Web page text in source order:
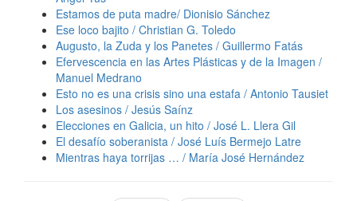
Estamos de puta madre/ Dionisio Sánchez
Ese loco bajito / Christian G. Toledo
Augusto, la Zuda y los Panetes / Guillermo Fatás
Efervescencia en las Artes Plásticas y de la Imagen /
Manuel Medrano
Esto no es una crisis sino una estafa / Antonio Tausiet
Los asesinos / Jesús Saínz
Elecciones en Galicia, un hito / José L. Llera Gil
El desafío soberanista / José Luís Bermejo Latre
Mientras haya torrijas … / María José Hernández